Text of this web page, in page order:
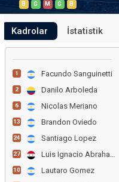
B G M G B
Kadrolar İstatistik
1 Facundo Sanguinetti
2 Danilo Arboleda
6 Nicolas Meriano
13 Brandon Oviedo
24 Santiago Lopez
27 Luis Ignacio Abraham
10 Lautaro Gomez